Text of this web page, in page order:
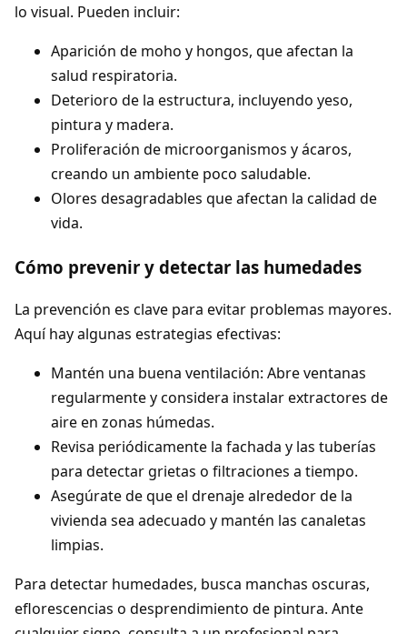
lo visual. Pueden incluir:
Aparición de moho y hongos, que afectan la
salud respiratoria.
Deterioro de la estructura, incluyendo yeso,
pintura y madera.
Proliferación de microorganismos y ácaros,
creando un ambiente poco saludable.
Olores desagradables que afectan la calidad de
vida.
Cómo prevenir y detectar las humedades
La prevención es clave para evitar problemas mayores.
Aquí hay algunas estrategias efectivas:
Mantén una buena ventilación: Abre ventanas
regularmente y considera instalar extractores de
aire en zonas húmedas.
Revisa periódicamente la fachada y las tuberías
para detectar grietas o filtraciones a tiempo.
Asegúrate de que el drenaje alrededor de la
vivienda sea adecuado y mantén las canaletas
limpias.
Para detectar humedades, busca manchas oscuras,
eflorescencias o desprendimiento de pintura. Ante